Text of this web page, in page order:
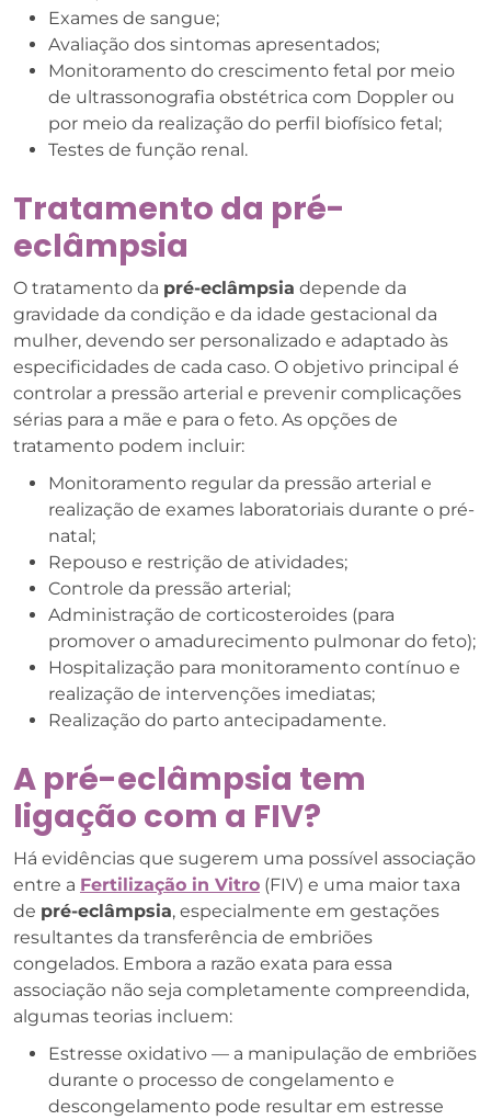
Exames de sangue;
Avaliação dos sintomas apresentados;
Monitoramento do crescimento fetal por meio
de ultrassonografia obstétrica com Doppler ou
por meio da realização do perfil biofísico fetal;
Testes de função renal.
Tratamento da pré-
eclâmpsia
O tratamento da pré-eclâmpsia depende da
gravidade da condição e da idade gestacional da
mulher, devendo ser personalizado e adaptado às
especificidades de cada caso. O objetivo principal é
controlar a pressão arterial e prevenir complicações
sérias para a mãe e para o feto. As opções de
tratamento podem incluir:
Monitoramento regular da pressão arterial e
realização de exames laboratoriais durante o pré-
natal;
Repouso e restrição de atividades;
Controle da pressão arterial;
Administração de corticosteroides (para
promover o amadurecimento pulmonar do feto);
Hospitalização para monitoramento contínuo e
realização de intervenções imediatas;
Realização do parto antecipadamente.
A pré-eclâmpsia tem
ligação com a FIV?
Há evidências que sugerem uma possível associação
entre a Fertilização in Vitro (FIV) e uma maior taxa
de pré-eclâmpsia, especialmente em gestações
resultantes da transferência de embriões
congelados. Embora a razão exata para essa
associação não seja completamente compreendida,
algumas teorias incluem:
Estresse oxidativo — a manipulação de embriões
durante o processo de congelamento e
descongelamento pode resultar em estresse